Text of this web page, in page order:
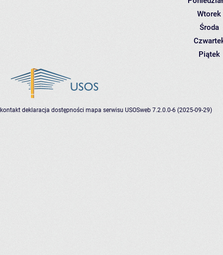
Wtorek
Środa
Piątek
kontakt deklaracja dostępności mapa serwisu USOSweb 7.2.0.0-6 (2025-09-29)